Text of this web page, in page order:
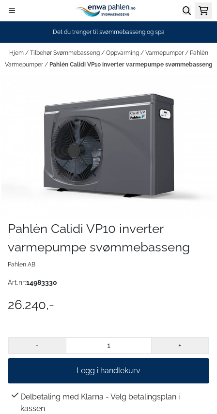
Hopp til innhold
Det du trenger til svømmebasseng og spa
Hjem / Tilbehør Svømmebasseng / Oppvarming / Varmepumper / Pahlèn
Varmepumper / Pahlèn Calidi VP10 inverter varmepumpe svømmebasseng
Pahlèn Calidi VP10 inverter
varmepumpe svømmebasseng
Pahlen AB
Art.nr:14983330
26.240,-
- +
Legg i handlekurv
Delbetaling med Klarna - Velg betalingsplan i
kassen